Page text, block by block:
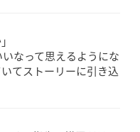
なって思えるようにな
てストーリーに引き込